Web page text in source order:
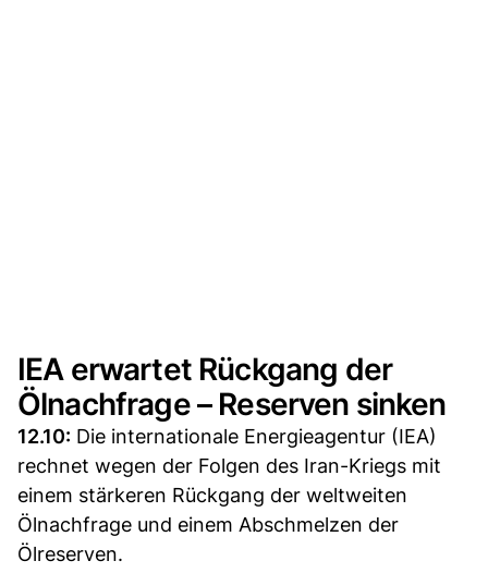
IEA erwartet Rückgang der
Ölnachfrage – Reserven sinken
12.10: Die internationale Energieagentur (IEA)
rechnet wegen der Folgen des Iran-Kriegs mit
einem stärkeren Rückgang der weltweiten
Ölnachfrage und einem Abschmelzen der
Ölreserven.